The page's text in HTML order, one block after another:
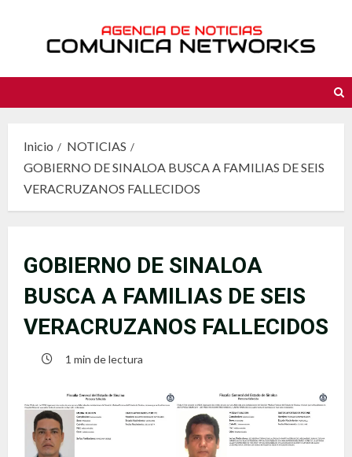
contenido
Inicio
NOTICIAS
GOBIERNO DE SINALOA BUSCA A FAMILIAS DE SEIS
VERACRUZANOS FALLECIDOS
GOBIERNO DE SINALOA
BUSCA A FAMILIAS DE SEIS
VERACRUZANOS FALLECIDOS
1 min de lectura